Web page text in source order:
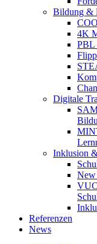
Bildung &
4K
PBL
Digitale
Inklusion
Referenzen
News